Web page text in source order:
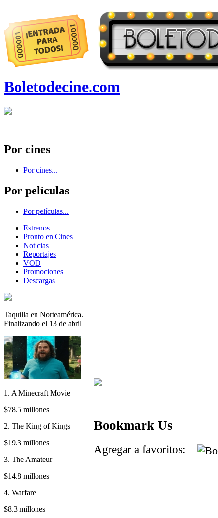
Boletodecine.com
Por cines
Por cines...
Por películas
Por películas...
Estrenos
Pronto en Cines
Noticias
Reportajes
VOD
Promociones
Descargas
Taquilla en Norteamérica.
Finalizando el 13 de abril
1. A Minecraft Movie
$78.5 millones
2. The King of Kings
$19.3 millones
3. The Amateur
$14.8 millones
4. Warfare
$8.3 millones
Bookmark Us
Agregar a favoritos: